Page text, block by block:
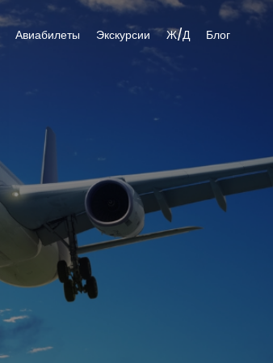
Авиабилеты Экскурсии Ж/Д Блог